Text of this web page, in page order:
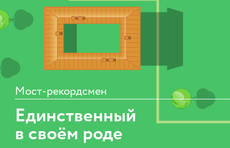
Мост-рекордсмен
Единственный
в своём роде